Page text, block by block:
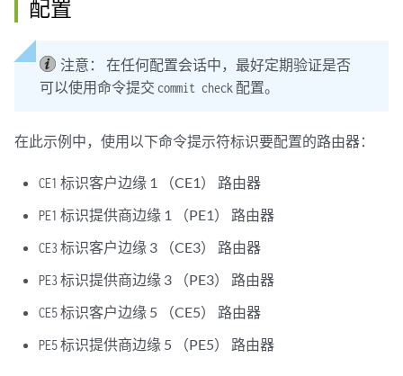
配置
注意：
在任何配置会话中，最好定期验证是否
可以使用命令提交 commit check 配置。
在此示例中，使用以下命令提示符标识要配置的路由器：
CE1 标识客户边缘 1 （CE1） 路由器
PE1 标识提供商边缘 1 （PE1） 路由器
CE3 标识客户边缘 3 （CE3） 路由器
PE3 标识提供商边缘 3 （PE3） 路由器
CE5标识客户边缘 5 （CE5） 路由器
PE5标识提供商边缘 5 （PE5） 路由器